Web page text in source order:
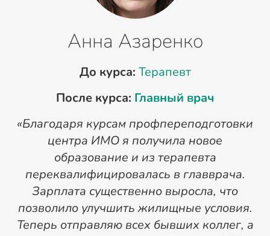
Анна Азаренко
До курса: Терапевт
После курса: Главный врач
«Благодаря курсам профпереподготовки
центра ИМО я получила новое
образование и из терапевта
переквалифицировалась в главврача.
Зарплата существенно выросла, что
позволило улучшить жилищные условия.
Теперь отправляю всех бывших коллег, а